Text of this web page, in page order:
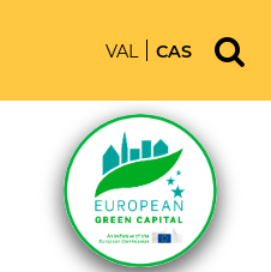
VAL CAS